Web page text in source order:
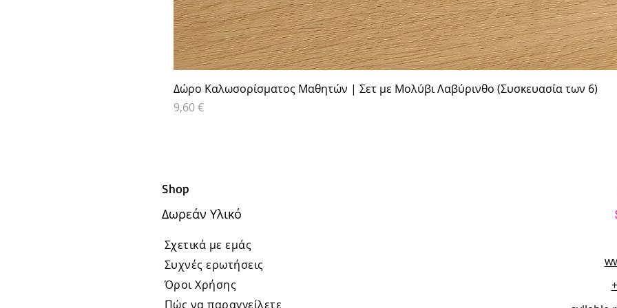
Γρήγορη προβολή
Δώρο Καλωσορίσματος Μαθητών | Σετ με Μολύβι Λαβύρινθο (Συσκευασία των 6)
Τιμή
9,60 €
Shop
Δωρεάν Υλικό
Σχετικά με εμάς
Συχνές ερωτήσεις
Όροι Χρήσης
Πώς να παραγγείλετε